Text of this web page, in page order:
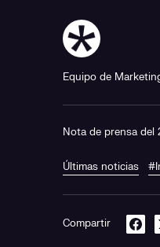
Equipo de
Nota de prensa
Últimas noticias
Compartir